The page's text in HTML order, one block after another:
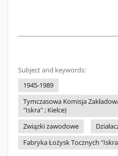
Subject and keywords:
1945-1989
Tymczasowa Komisja
"Iskra" ; Kielce)
Związki zawodowe
Fabryka Łożysk Tocznych